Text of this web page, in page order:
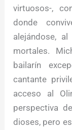
virtuosos-,
donde
alejándose,
mortales.
bailarín
cantante
acceso al
perspectiva
dioses, pero